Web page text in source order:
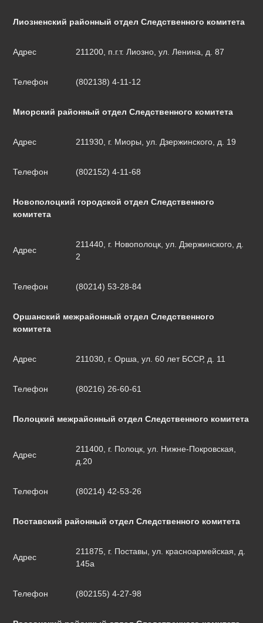
Лиозненский районный отдел Следственного комитета
Адрес 211200, п.г.т. Лиозно, ул. Ленина, д. 87
Телефон (802138) 4-11-12
Миорский районный отдел Следственного комитета
Адрес 211930, г. Миоры, ул. Дзержинского, д. 19
Телефон (802152) 4-11-68
Новополоцкий городской отдел Следственного
комитета
Адрес
211440, г. Новополоцк, ул. Дзержинского, д.
2
Телефон (80214) 53-28-84
Оршанский межрайонный отдел Следственного
комитета
Адрес 211030, г. Орша, ул. 60 лет БССР, д. 11
Телефон (80216) 26-60-61
Полоцкий межрайонный отдел Следственного комитета
Адрес
211400, г. Полоцк, ул. Нижне-Покровская,
д.20
Телефон (80214) 42-53-26
Поставский районный отдел Следственного комитета
Адрес
211875, г. Поставы, ул. красноармейская, д.
145а
Телефон (802155) 4-27-98